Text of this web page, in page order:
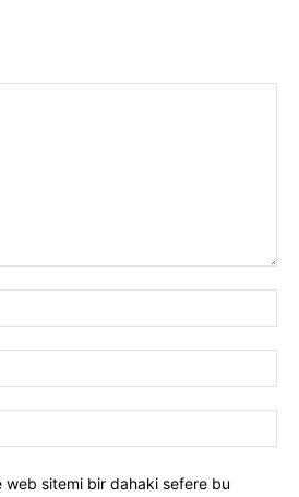
web sitemi bir dahaki sefere bu